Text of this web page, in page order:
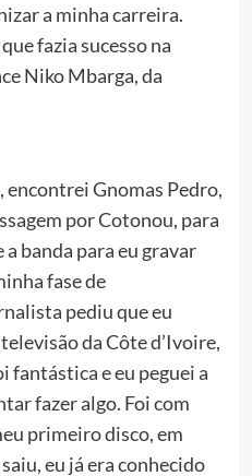
a minha carreira.
fazia sucesso na
Niko Mbarga, da
encontrei Gnomas Pedro,
por Cotonou, para
banda para eu gravar
fase de
pediu que eu
da Côte d’Ivoire,
fantástica e eu peguei a
fazer algo. Foi com
primeiro disco, em
eu já era conhecido